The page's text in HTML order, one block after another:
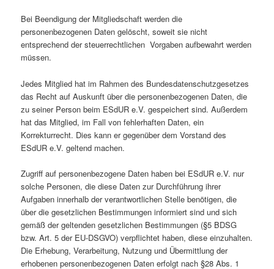
Bei Beendigung der Mitgliedschaft werden die
personenbezogenen Daten gelöscht, soweit sie nicht
entsprechend der steuerrechtlichen Vorgaben aufbewahrt werden
müssen.
Jedes Mitglied hat im Rahmen des Bundesdatenschutzgesetzes
das Recht auf Auskunft über die personenbezogenen Daten, die
zu seiner Person beim ESdUR e.V. gespeichert sind. Außerdem
hat das Mitglied, im Fall von fehlerhaften Daten, ein
Korrekturrecht. Dies kann er gegenüber dem Vorstand des
ESdUR e.V. geltend machen.
Zugriff auf personenbezogene Daten haben bei ESdUR e.V. nur
solche Personen, die diese Daten zur Durchführung ihrer
Aufgaben innerhalb der verantwortlichen Stelle benötigen, die
über die gesetzlichen Bestimmungen informiert sind und sich
gemäß der geltenden gesetzlichen Bestimmungen (§5 BDSG
bzw. Art. 5 der EU-DSGVO) verpflichtet haben, diese einzuhalten.
Die Erhebung, Verarbeitung, Nutzung und Übermittlung der
erhobenen personenbezogenen Daten erfolgt nach §28 Abs. 1